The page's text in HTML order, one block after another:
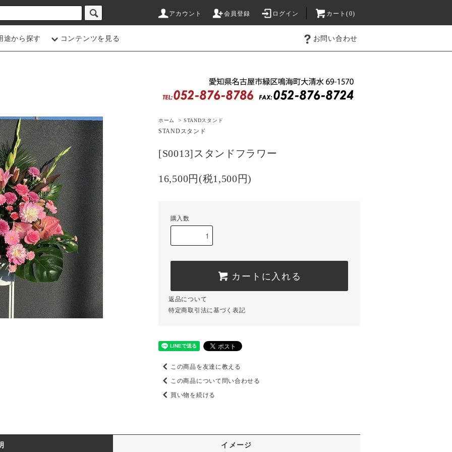
アカウント 会員登録 ログイン カート(0)
途から探す コンテンツを見る お問い合わせ
ホーム > STANDスタンド
STANDスタンド
[S0013]スタンドフラワー
16,500円(税1,500円)
購入数
カートに入れる
返品について
特定商取引法に基づく表記
この商品を友達に教える
この商品について問い合わせる
買い物を続ける
イメージ